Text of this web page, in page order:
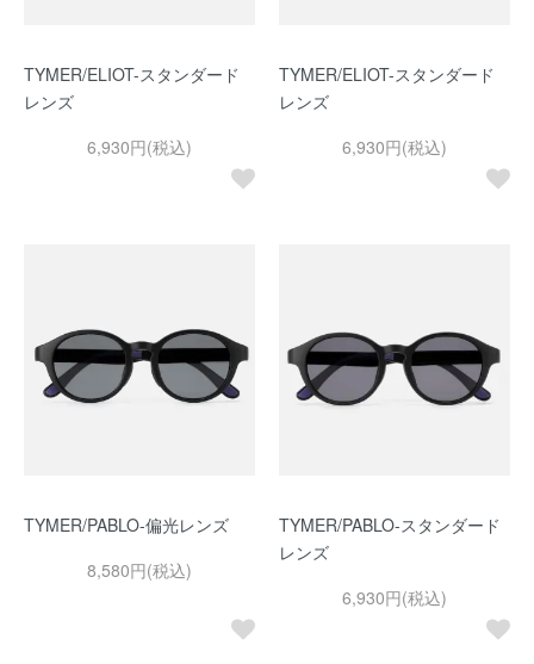
TYMER/ELIOT-スタンダード
レンズ
6,930円(税込)
TYMER/ELIOT-スタンダード
レンズ
6,930円(税込)
TYMER/PABLO-偏光レンズ
8,580円(税込)
TYMER/PABLO-スタンダード
レンズ
6,930円(税込)